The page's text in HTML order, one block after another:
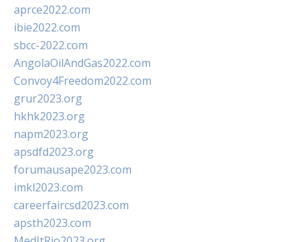
aprce2022.com
ibie2022.com
sbcc-2022.com
AngolaOilAndGas2022.com
Convoy4Freedom2022.com
grur2023.org
hkhk2023.org
napm2023.org
apsdfd2023.org
forumausape2023.com
imkl2023.com
careerfaircsd2023.com
apsth2023.com